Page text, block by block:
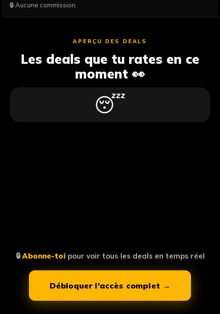
🔒 Aucune commission
APERÇU DES DEALS
Les deals que tu rates en ce
moment 👀
😴
🔒Abonne-toi pour voir tous les deals en temps réel
Débloquer l'accès complet →